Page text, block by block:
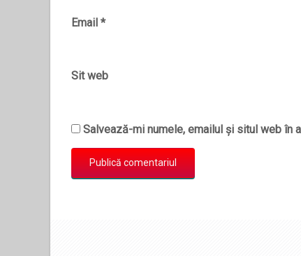
Email *
Sit web
Salvează-mi numele, emailul și situl web în